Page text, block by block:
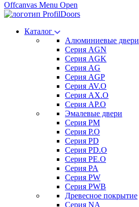
Offcanvas Menu Open
Каталог
Алюминиевые двери
Серия AGN
Серия AGK
Серия AG
Серия AGP
Серия AV.O
Серия AX.O
Серия AP.O
Эмалевые двери
Серия PM
Серия P.O
Серия PD
Серия PD.O
Серия PE.O
Серия PA
Серия PW
Серия PWB
Древесное покрытие
Серия NA